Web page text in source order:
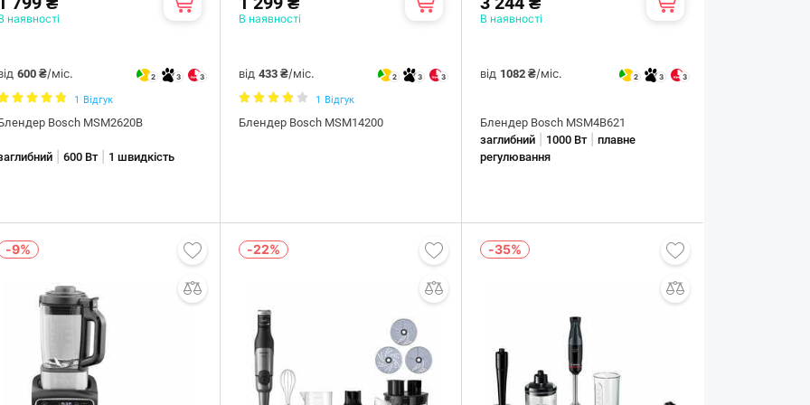
наявності
600 ₴/міс. 2 3 3
1 Відгук
Bosch MSM2620B
600 Вт| 1 швидкість
В наявності
від433 ₴/міс. 2 3 3
1 Відгук
Блендер Bosch MSM14200
В наявності
від 1082 ₴/міс. 2 3 3
Блендер Bosch MSM4B621
заглибний
1000 Вт|плавне
регулювання
-9% -22% -35%